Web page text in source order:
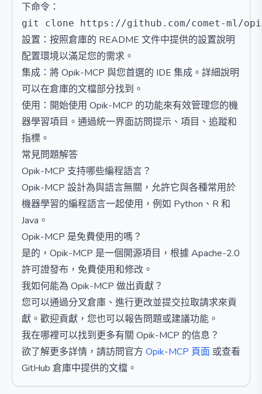
下命令：
設置：按照倉庫的 README 文件中提供的設置說明
配置環境以滿足您的需求。
集成：將 Opik-MCP 與您首選的 IDE 集成。詳細說明
可以在倉庫的文檔部分找到。
使用：開始使用 Opik-MCP 的功能來有效管理您的機
器學習項目。通過統一界面訪問提示、項目、追蹤和
指標。
常見問題解答
Opik-MCP 支持哪些編程語言？
Opik-MCP 設計為與語言無關，允許它與各種常用於
機器學習的編程語言一起使用，例如 Python、R 和
Java。
Opik-MCP 是免費使用的嗎？
是的，Opik-MCP 是一個開源項目，根據 Apache-2.0
許可證發布，免費使用和修改。
我如何能為 Opik-MCP 做出貢獻？
您可以通過分叉倉庫、進行更改並提交拉取請求來貢
獻。歡迎貢獻，您也可以報告問題或建議功能。
我在哪裡可以找到更多有關 Opik-MCP 的信息？
欲了解更多詳情，請訪問官方 Opik-MCP 頁面 或查看
GitHub 倉庫中提供的文檔。